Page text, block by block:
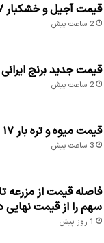
قیمت آجیل و خشکبار ۱۷ مرداد ۱۴۰۵
2 ساعت پیش
قیمت جدید برنج
2 ساعت پیش
قیمت میوه و تره بار ۱۷ مرداد ۱۴۰۵
3 ساعت پیش
فاصله قیمت از مزرعه
سهم را از قیمت نهایی
1 روز پیش